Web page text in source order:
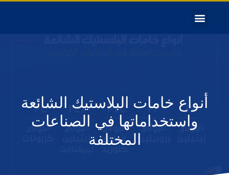
أنواع خامات البلاستيك الشائعة
واستخداماتها في الصناعات
المختلفة